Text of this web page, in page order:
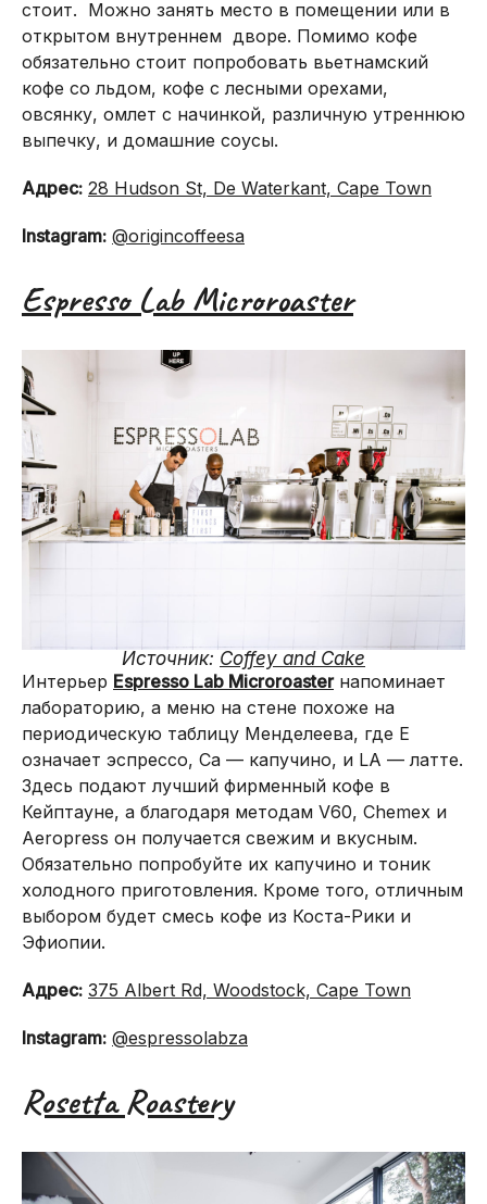
стоит. Можно занять место в помещении или в
открытом внутреннем дворе. Помимо кофе
обязательно стоит попробовать вьетнамский
кофе со льдом, кофе с лесными орехами,
овсянку, омлет с начинкой, различную утреннюю
выпечку, и домашние соусы.
Адрес: 28 Hudson St, De Waterkant, Cape Town
Instagram: @origincoffeesa
Espresso Lab Microroaster
Источник: Coffey and Cake
Интерьер Espresso Lab Microroasterнапоминает
лабораторию, а меню на стене похоже на
периодическую таблицу Менделеева, где E
означает эспрессо, Ca — капучино, и LA — латте.
Здесь подают лучший фирменный кофе в
Кейптауне, а благодаря методам V60, Chemex и
Aeropress он получается свежим и вкусным.
Обязательно попробуйте их капучино и тоник
холодного приготовления. Кроме того, отличным
выбором будет смесь кофе из Коста-Рики и
Эфиопии.
Адрес: 375 Albert Rd, Woodstock, Cape Town
Instagram: @espressolabza
Rosetta Roastery